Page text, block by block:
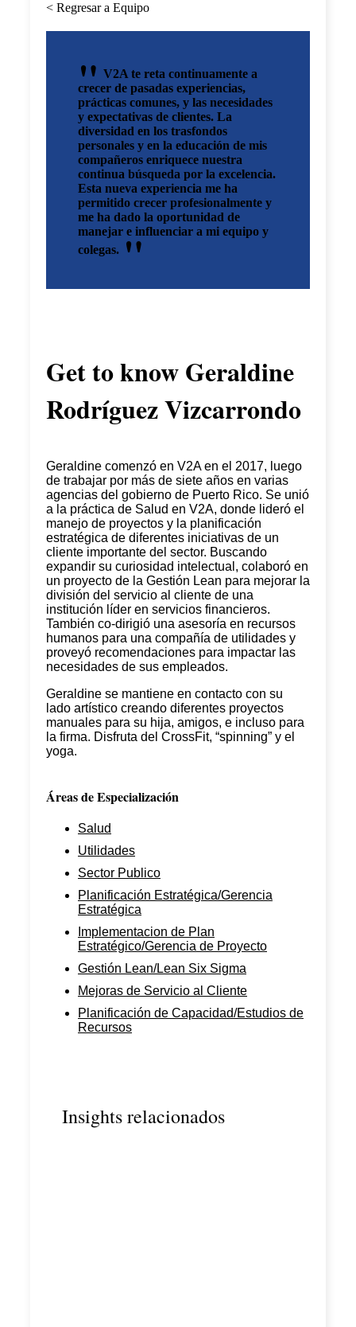
< Regresar a Equipo
V2A te reta continuamente a
crecer de pasadas experiencias,
prácticas comunes, y las necesidades
y expectativas de clientes. La
diversidad en los trasfondos
personales y en la educación de mis
compañeros enriquece nuestra
continua búsqueda por la excelencia.
Esta nueva experiencia me ha
permitido crecer profesionalmente y
me ha dado la oportunidad de
manejar e influenciar a mi equipo y
colegas.
Get to knowGeraldine
Rodríguez Vizcarrondo
Geraldine comenzó en V2A en el 2017, luego
de trabajar por más de siete años en varias
agencias del gobierno de Puerto Rico. Se unió
a la práctica de Salud en V2A, donde lideró el
manejo de proyectos y la planificación
estratégica de diferentes iniciativas de un
cliente importante del sector. Buscando
expandir su curiosidad intelectual, colaboró en
un proyecto de la Gestión Lean para mejorar la
división del servicio al cliente de una
institución líder en servicios financieros.
También co-dirigió una asesoría en recursos
humanos para una compañía de utilidades y
proveyó recomendaciones para impactar las
necesidades de sus empleados.
Geraldine se mantiene en contacto con su
lado artístico creando diferentes proyectos
manuales para su hija, amigos, e incluso para
la firma. Disfruta del CrossFit, “spinning” y el
yoga.
Áreas de Especialización
Salud
Utilidades
Sector Publico
Planificación Estratégica/Gerencia
Estratégica
Implementacion de Plan
Estratégico/Gerencia de Proyecto
Gestión Lean/Lean Six Sigma
Mejoras de Servicio al Cliente
Planificación de Capacidad/Estudios de
Recursos
Insights relacionados